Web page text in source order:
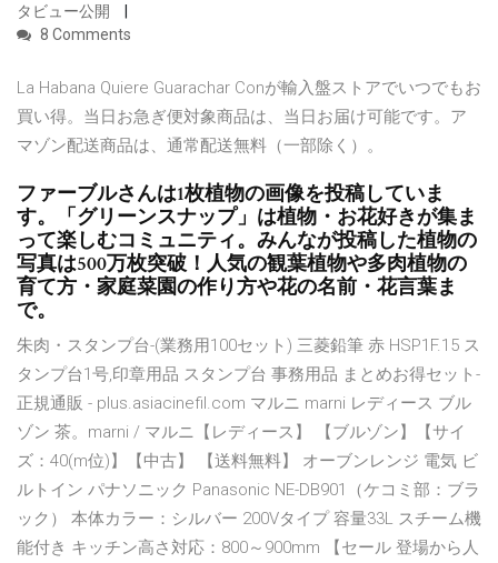
タビュー公開
8 Comments
La Habana Quiere Guarachar Conが輸入盤ストアでいつでもお
買い得。当日お急ぎ便対象商品は、当日お届け可能です。ア
マゾン配送商品は、通常配送無料（一部除く）。
ファーブルさんは1枚植物の画像を投稿していま
す。「グリーンスナップ」は植物・お花好きが集ま
って楽しむコミュニティ。みんなが投稿した植物の
写真は500万枚突破！人気の観葉植物や多肉植物の
育て方・家庭菜園の作り方や花の名前・花言葉ま
で。
朱肉・スタンプ台-(業務用100セット) 三菱鉛筆 赤 HSP1F.15 ス
タンプ台1号,印章用品 スタンプ台 事務用品 まとめお得セット-
正規通販 - plus.asiacinefil.com マルニ marni レディース ブル
ゾン 茶。marni / マルニ【レディース】 【ブルゾン】【サイ
ズ：40(m位)】【中古】 【送料無料】 オーブンレンジ 電気 ビ
ルトイン パナソニック Panasonic NE-DB901（ケコミ部：ブラ
ック） 本体カラー：シルバー 200Vタイプ 容量33L スチーム機
能付き キッチン高さ対応：800～900mm 【セール 登場から人